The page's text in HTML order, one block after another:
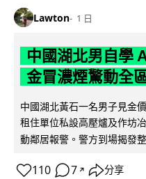
Lawton 1 日
中國湖北男自學
金冒濃煙驚動全
中國湖北黃石一名男子見金
租住單位私設高壓爐及作坊
動鄰居報警。警方到場揭發
110 7 ↗ 分享